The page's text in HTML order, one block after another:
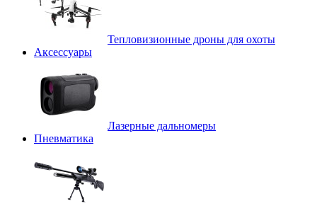
Тепловизионные дроны для охоты
Аксессуары
Лазерные дальномеры
Пневматика